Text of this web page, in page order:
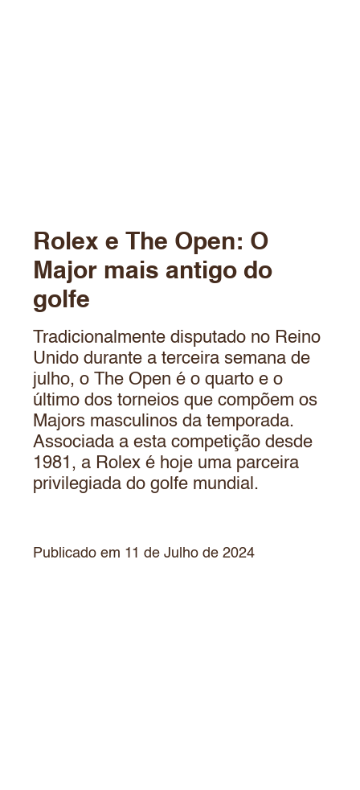
Rolex e The Open: O
Major mais antigo do
golfe
Tradicionalmente disputado no Reino
Unido durante a terceira semana de
julho, o The Open é o quarto e o
último dos torneios que compõem os
Majors masculinos da temporada.
Associada a esta competição desde
1981, a Rolex é hoje uma parceira
privilegiada do golfe mundial.
Publicado em 11 de Julho de 2024